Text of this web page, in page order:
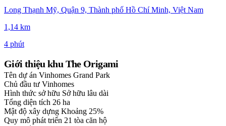
Long Thạnh Mỹ, Quận 9, Thành phố Hồ Chí Minh, Việt Nam
1,14 km
4 phút
Giới thiệu khu The Origami
Tên dự án Vinhomes Grand Park
Chủ đầu tư Vinhomes
Hình thức sở hữu Sở hữu lâu dài
Tổng diện tích 26 ha
Mật độ xây dựng Khoảng 25%
Quy mô phát triển 21 tòa căn hộ